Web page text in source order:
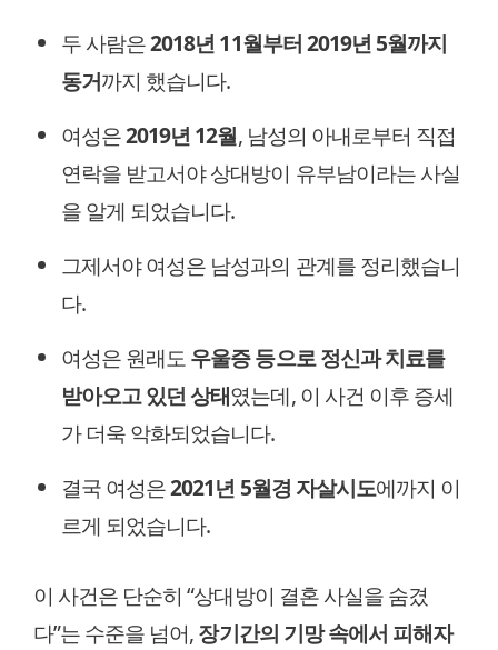
두 사람은2018년 11월부터 2019년 5월까지
동거까지 했습니다.
여성은2019년 12월, 남성의 아내로부터 직접
연락을 받고서야 상대방이 유부남이라는 사실
을 알게 되었습니다.
그제서야 여성은 남성과의 관계를 정리했습니
다.
여성은 원래도우울증 등으로 정신과 치료를
받아오고 있던 상태였는데, 이 사건 이후 증세
가 더욱 악화되었습니다.
결국 여성은2021년 5월경 자살시도에까지 이
르게 되었습니다.
이 사건은 단순히 “상대방이 결혼 사실을 숨겼
다”는 수준을 넘어,장기간의 기망 속에서 피해자